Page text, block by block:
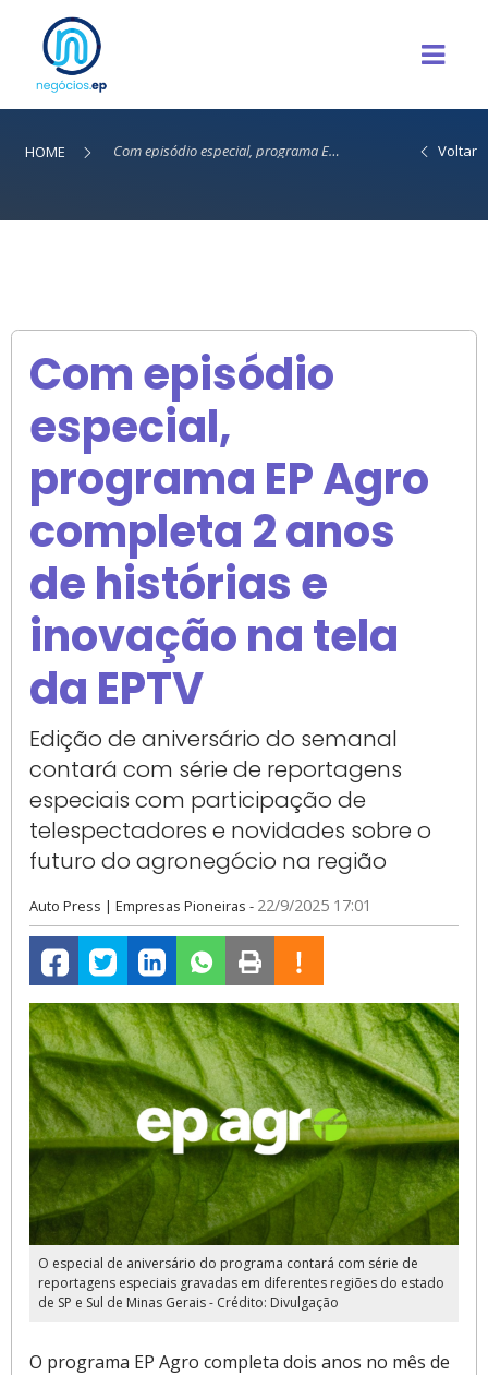
HOME Com episódio especial, programa EP Agro completa 2 anos de histórias e inovação na tela da EPTV Voltar
Com episódio
especial,
programa EP Agro
completa 2 anos
de histórias e
inovação na tela
da EPTV
Edição de aniversário do semanal
contará com série de reportagens
especiais com participação de
telespectadores e novidades sobre o
futuro do agronegócio na região
Auto Press | Empresas Pioneiras - 22/9/2025 17:01
O especial de aniversário do programa contará com série de
reportagens especiais gravadas em diferentes regiões do estado
de SP e Sul de Minas Gerais - Crédito: Divulgação
O programa EP Agro completa dois anos no mês de